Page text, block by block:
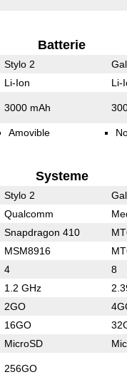
Batterie
Stylo 2
Li-Ion Li-
3000 mAh
Amovible
Systeme
Stylo 2
Qualcomm
Snapdragon 410
MSM8916
4 8
1.2 GHz
2GO
16GO
MicroSD
256GO